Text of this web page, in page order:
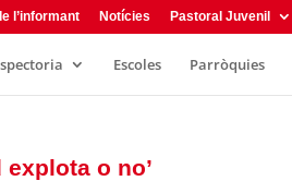
l’informant Notícies Pastoral Juvenil
Escoles Parròquies
o no’